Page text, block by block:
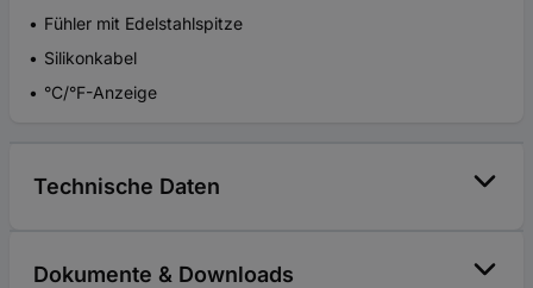
Fühler mit Edelstahlspitze
Silikonkabel
°C/°F-Anzeige
Technische Daten
Dokumente & Downloads